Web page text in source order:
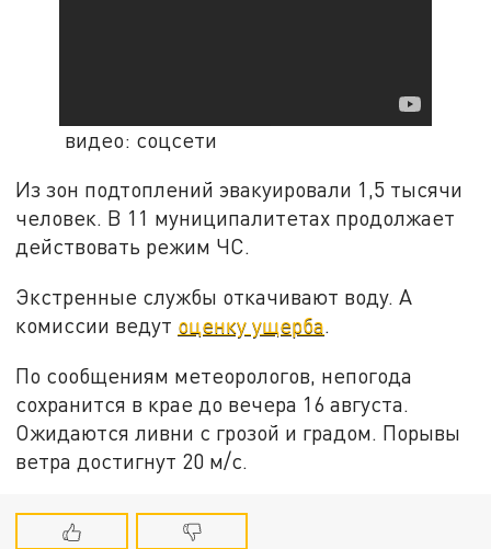
видео: соцсети
Из зон подтоплений эвакуировали 1,5 тысячи
человек. В 11 муниципалитетах продолжает
действовать режим ЧС.
Экстренные службы откачивают воду. А
комиссии ведут оценку ущерба.
По сообщениям метеорологов, непогода
сохранится в крае до вечера 16 августа.
Ожидаются ливни с грозой и градом. Порывы
ветра достигнут 20 м/с.